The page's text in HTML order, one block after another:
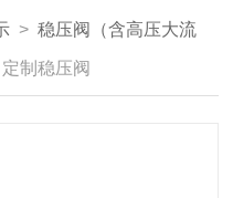
>稳压阀（含高压大流
制稳压阀